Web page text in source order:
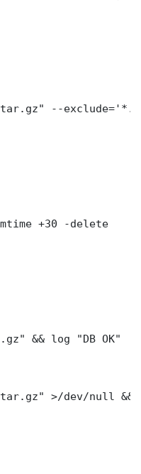
--
+30 -delete
&& log "DB OK"
>/dev/null &&